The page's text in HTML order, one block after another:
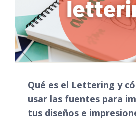
Qué es el Lettering y
usar las fuentes para
tus diseños e